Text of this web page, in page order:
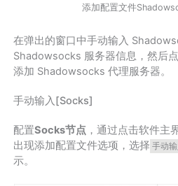
添加配置文件
在弹出的窗口中手动输入
Shadowsocks 服务器信息，然后
添加 Shadowsocks 代理服务器。
手动输入[Socks]
配置Socks节点 ，通过点击软件主
出现添加配置文件选项，选择 手动
示。